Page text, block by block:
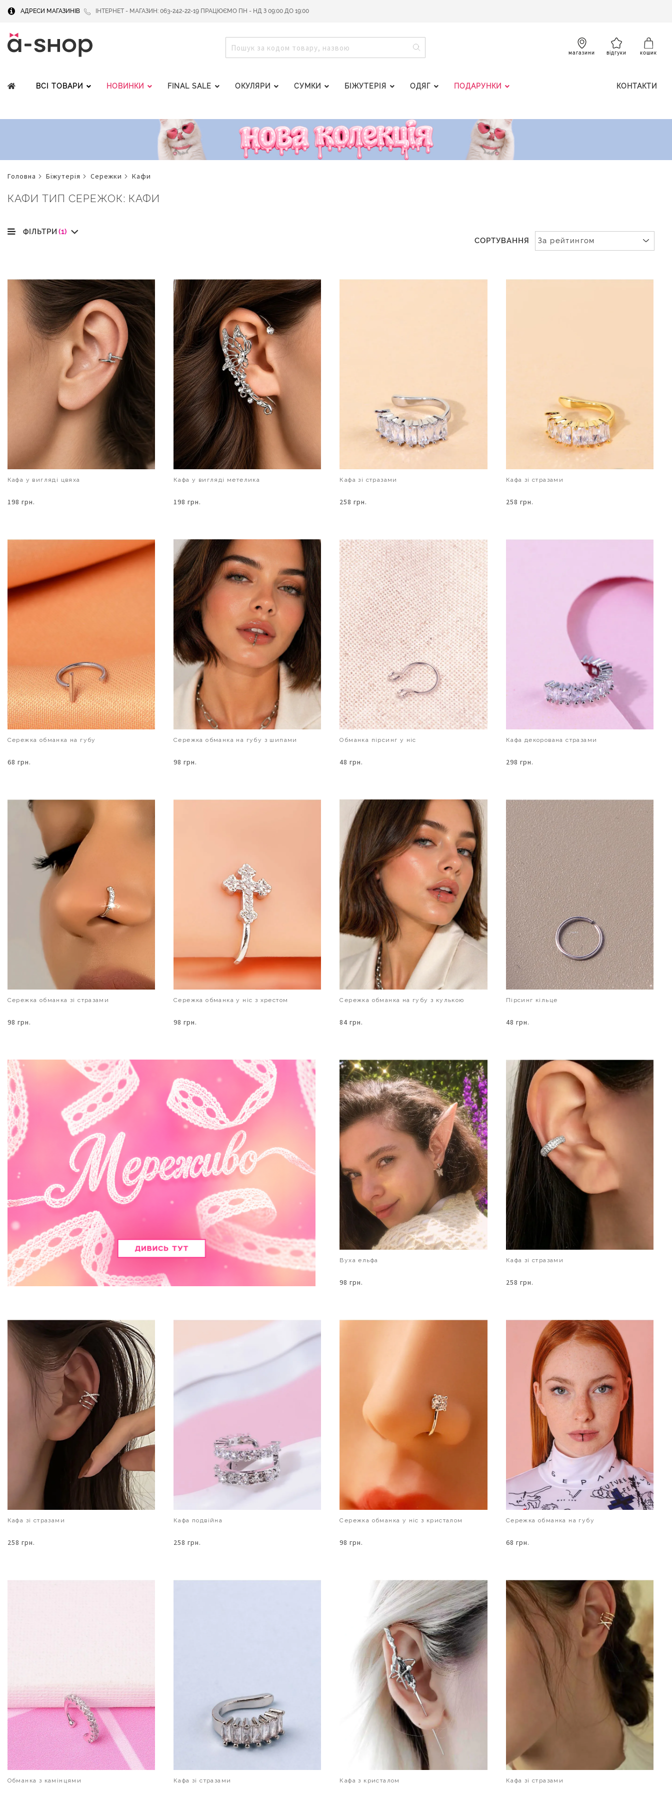
АДРЕСИ МАГАЗИНІВ ІНТЕРНЕТ - МАГАЗИН: 063-242-22-19 ПРАЦЮЄМО ПН - НД З 09:00 ДО 19:00
ПОШУК
магазини відгуки кошик
ВСІ ТОВАРИ НОВИНКИ FINAL SALE ОКУЛЯРИ СУМКИ БІЖУТЕРІЯ ОДЯГ ПОДАРУНКИ КОНТАКТИ
головна біжутерія сережки кафи
КАФИ ТИП СЕРЕЖОК: КАФИ
СОРТУВАННЯ
Кафа у вигляді цвяха
198 грн.
Кафа у вигляді метелика
198 грн.
Кафа зі стразами
258 грн.
Кафа зі стразами
258 грн.
Сережка обманка на губу
68 грн.
Сережка обманка на губу з шипами
98 грн.
Обманка пірсинг у ніс
48 грн.
Кафа декорована стразами
298 грн.
Сережка обманка зі стразами
98 грн.
Сережка обманка у ніс з хрестом
98 грн.
Сережка обманка на губу з кулькою
84 грн.
Пірсинг кільце
48 грн.
Вуха ельфа
98 грн.
Кафа зі стразами
258 грн.
Кафа зі стразами
258 грн.
Кафа подвійна
258 грн.
Сережка обманка у ніс з кристалом
98 грн.
Сережка обманка на губу
68 грн.
Обманка з камінцями Кафа зі стразами Кафа з кристалом Кафа зі стразами
ФІЛЬТРИ (1)